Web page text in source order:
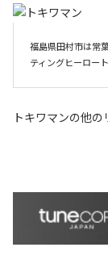
福島県田村市は常
ティングヒーロー
トキワマンの他の